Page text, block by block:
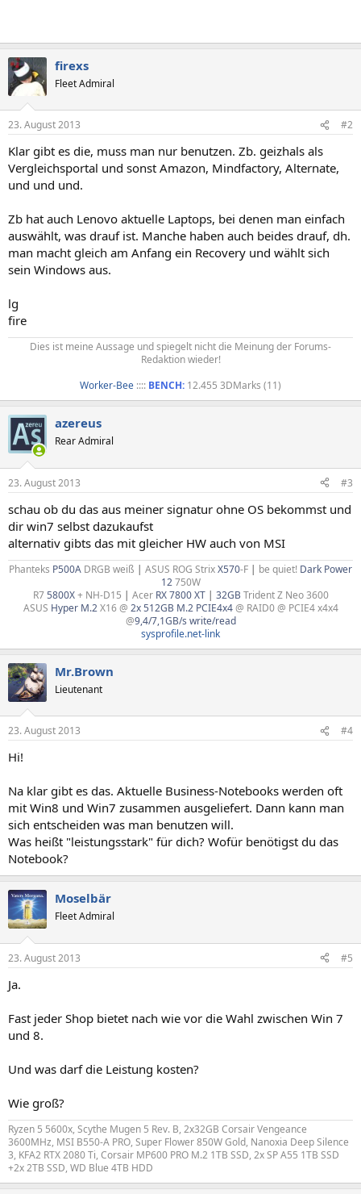
firexs
Fleet Admiral
23. August 2013 #2
Klar gibt es die, muss man nur benutzen. Zb. geizhals als
Vergleichsportal und sonst Amazon, Mindfactory, Alternate,
und und und.
Zb hat auch Lenovo aktuelle Laptops, bei denen man einfach
auswählt, was drauf ist. Manche haben auch beides drauf, dh.
man macht gleich am Anfang ein Recovery und wählt sich
sein Windows aus.
lg
fire
Dies ist meine Aussage und spiegelt nicht die Meinung der Forums-
Redaktion wieder!
Worker-Bee :::: BENCH: 12.455 3DMarks (11)​
azereus
Rear Admiral
23. August 2013 #3
schau ob du das aus meiner signatur ohne OS bekommst und
dir win7 selbst dazukaufst
alternativ gibts das mit gleicher HW auch von MSI
Phanteks P500A DRGB weiß | ASUS ROG StrixX570-F | be quiet! Dark Power
12750W
R75800X+ NH-D15 | Acer RX 7800 XT | 32GB Trident Z Neo 3600
ASUS Hyper M.2X16 @ 2x 512GB M.2 PCIE4x4@ RAID0 @ PCIE4 x4x4
@9,4/7,1GB/s write/read
sysprofile.net-link
Mr.Brown
Lieutenant
23. August 2013 #4
Hi!
Na klar gibt es das. Aktuelle Business-Notebooks werden oft
mit Win8 und Win7 zusammen ausgeliefert. Dann kann man
sich entscheiden was man benutzen will.
Was heißt "leistungsstark" für dich? Wofür benötigst du das
Notebook?
Moselbär
Fleet Admiral
23. August 2013 #5
Ja.
Fast jeder Shop bietet nach wie vor die Wahl zwischen Win 7
und 8.
Und was darf die Leistung kosten?
Wie groß?
Ryzen 5 5600x, Scythe Mugen 5 Rev. B, 2x32GB Corsair Vengeance
3600MHz, MSI B550-A PRO, Super Flower 850W Gold, Nanoxia Deep Silence
3, KFA2 RTX 2080 Ti, Corsair MP600 PRO M.2 1TB SSD, 2x SP A55 1TB SSD
+2x 2TB SSD, WD Blue 4TB HDD